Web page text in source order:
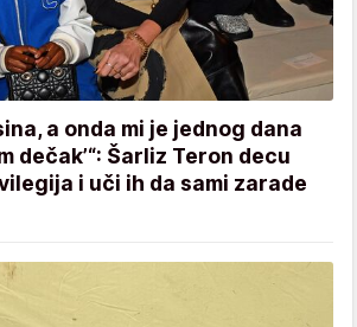
a onda mi je jednog dana
dečak’“: Šarliz Teron decu
i uči ih da sami zarade